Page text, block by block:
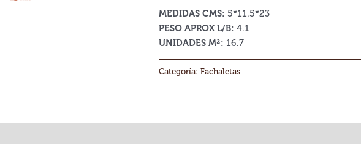
MEDIDAS CMS: 5*11.5*23
PESO APROX L/B: 4.1
UNIDADES M²: 16.7
Categoría: Fachaletas